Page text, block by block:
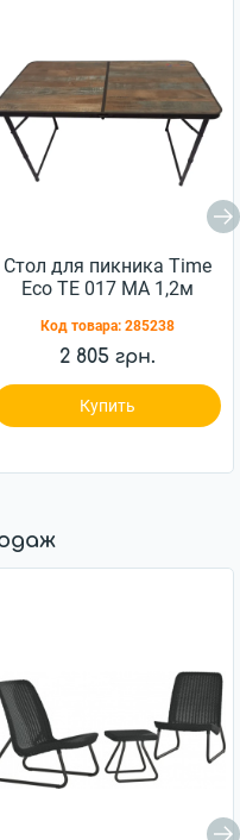
Стол для пикника Time
Eco TE 017 MА 1,2м
Код товара: 285238
2 805 грн.
Купить